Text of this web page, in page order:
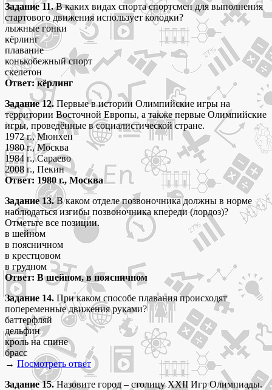
Задание 11.В каких видах спорта спортсмен для выполнения
стартового движения использует колодки?
лыжные гонки
кёрлинг
плавание
конькобежный спорт
скелетон
Ответ: кёрлинг
Задание 12. Первые в истории Олимпийские игры на
территории Восточной Европы, а также первые Олимпийские
игры, проведённые в социалистической стране.
1972 г., Мюнхен
1980 г., Москва
1984 г., Сараево
2008 г., Пекин
Ответ: 1980 г., Москва
Задание 13.В каком отделе позвоночника должны в норме
наблюдаться изгибы позвоночника кпереди (лордоз)?
Отметьте все позиции.
в шейном
в поясничном
в крестцовом
в грудном
Ответ: В шейном, в поясничном
Задание 14. При каком способе плавания происходят
попеременные движения руками?
баттерфляй
дельфин
кроль на спине
брасс
→ Посмотреть ответ
Задание 15.Назовите город – столицу XXII Игр Олимпиады.